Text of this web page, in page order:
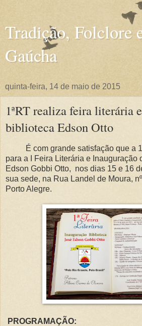
Tradição, Folclore
Gaúcha
quinta-feira, 14 de maio de 2015
1ªRT realiza feira literária
biblioteca Edson Otto
É com grande satisfação que a
para a I Feira Literária e Inauguração
Edson Gobbi Otto, nos dias 15 e 16
sua sede, na Rua Landel de Moura,
Porto Alegre.
PROGRAMAÇÃO: